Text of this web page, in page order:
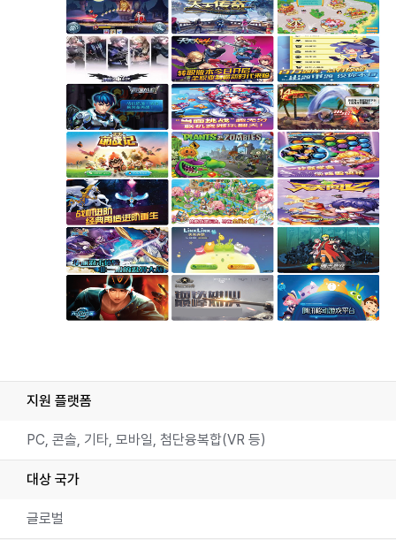
지원 플랫폼
PC, 콘솔, 기타, 모바일, 첨단융복합(VR 등)
대상 국가
글로벌